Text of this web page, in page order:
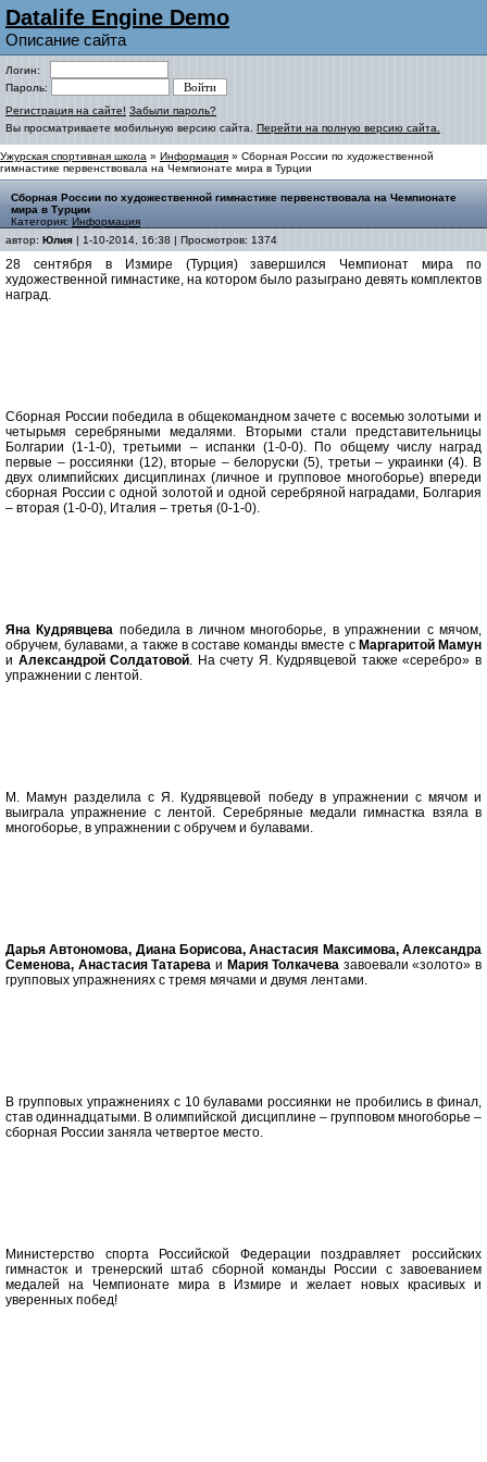
Datalife Engine Demo
Описание сайта
Логин:
Пароль:
Регистрация на сайте! Забыли пароль?
Вы просматриваете мобильную версию сайта. Перейти на полную версию сайта.
Ужурская спортивная школа » Информация » Сборная России по художественной
гимнастике первенствовала на Чемпионате мира в Турции
Сборная России по художественной гимнастике первенствовала на Чемпионате
мира в Турции
Категория: Информация
автор: Юлия | 1-10-2014, 16:38 | Просмотров: 1374
28 сентября в Измире (Турция) завершился Чемпионат мира по
художественной гимнастике, на котором было разыграно девять комплектов
наград.
Сборная России победила в общекомандном зачете с восемью золотыми и
четырьмя серебряными медалями. Вторыми стали представительницы
Болгарии (1-1-0), третьими – испанки (1-0-0). По общему числу наград
первые – россиянки (12), вторые – белоруски (5), третьи – украинки (4). В
двух олимпийских дисциплинах (личное и групповое многоборье) впереди
сборная России с одной золотой и одной серебряной наградами, Болгария
– вторая (1-0-0), Италия – третья (0-1-0).
Яна Кудрявцева победила в личном многоборье, в упражнении с мячом,
обручем, булавами, а также в составе команды вместе с Маргаритой Мамун
и Александрой Солдатовой. На счету Я. Кудрявцевой также «серебро» в
упражнении с лентой.
М. Мамун разделила с Я. Кудрявцевой победу в упражнении с мячом и
выиграла упражнение с лентой. Серебряные медали гимнастка взяла в
многоборье, в упражнении с обручем и булавами.
Дарья Автономова, Диана Борисова, Анастасия Максимова, Александра
Семенова, Анастасия Татарева и Мария Толкачева завоевали «золото» в
групповых упражнениях с тремя мячами и двумя лентами.
В групповых упражнениях с 10 булавами россиянки не пробились в финал,
став одиннадцатыми. В олимпийской дисциплине – групповом многоборье –
сборная России заняла четвертое место.
Министерство спорта Российской Федерации поздравляет российских
гимнасток и тренерский штаб сборной команды России с завоеванием
медалей на Чемпионате мира в Измире и желает новых красивых и
уверенных побед!